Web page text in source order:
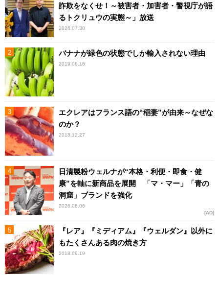
詐欺をなくせ！～被害者・加害者・警視庁が語
るトクリュウの実態～」放送
2026.07.30
バナナが緑色の状態でしか輸入されない理由
2019.08.16
エクレアはフランス語の“稲妻”が由来～なぜな
のか？
2018.12.27
日清製粉ウェルナが“本格・利便・即食・健
康”を軸に新商品を展開 「マ・マー」「青の
洞窟」ブランドを強化
2026.08.06
AD
『レア』『ミディアム』『ウェルダン』以外に
もたくさんある肉の焼き方
2018.09.19